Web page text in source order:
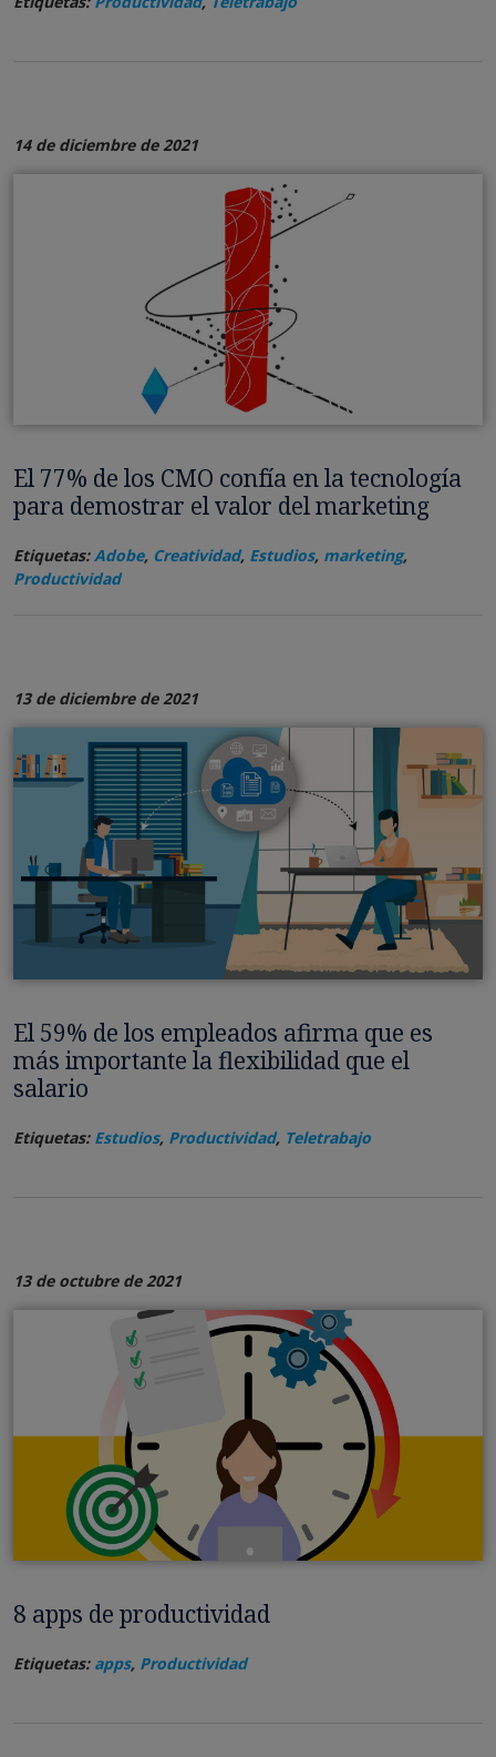
14 de diciembre de 2021
El 77% de los CMO confía en la tecnología
para demostrar el valor del marketing
Etiquetas:Adobe, Creatividad, Estudios, marketing,
Productividad
13 de diciembre de 2021
El 59% de los empleados afirma que es
más importante la flexibilidad que el
salario
Etiquetas: Estudios, Productividad, Teletrabajo
13 de octubre de 2021
8 apps de productividad
Etiquetas: apps, Productividad